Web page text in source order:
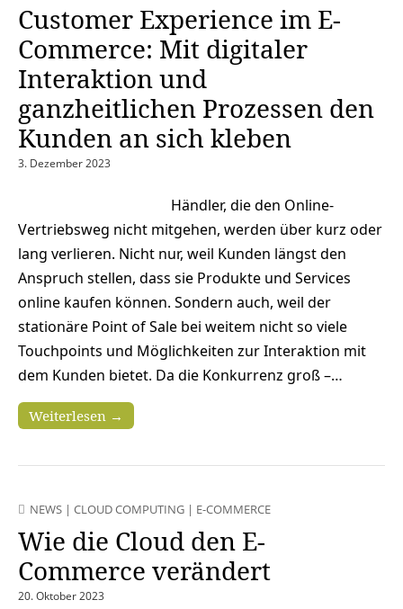
Customer Experience im E-
Commerce: Mit digitaler
Interaktion und
ganzheitlichen Prozessen den
Kunden an sich kleben
3. Dezember 2023
Händler, die den Online-
Vertriebsweg nicht mitgehen, werden über kurz oder
lang verlieren. Nicht nur, weil Kunden längst den
Anspruch stellen, dass sie Produkte und Services
online kaufen können. Sondern auch, weil der
stationäre Point of Sale bei weitem nicht so viele
Touchpoints und Möglichkeiten zur Interaktion mit
dem Kunden bietet. Da die Konkurrenz groß –…
Weiterlesen →
NEWS | CLOUD COMPUTING | E-COMMERCE
Wie die Cloud den E-
Commerce verändert
20. Oktober 2023